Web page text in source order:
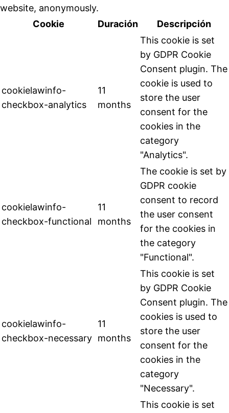
website, anonymously.
Cookie
Duración Descripción
cookielawinfo-
checkbox-analytics
11
months
This cookie is set
by GDPR Cookie
Consent plugin. The
cookie is used to
store the user
consent for the
cookies in the
category
"Analytics".
cookielawinfo-
checkbox-functional
11
months
The cookie is set by
GDPR cookie
consent to record
the user consent
for the cookies in
the category
"Functional".
cookielawinfo-
checkbox-necessary
11
months
This cookie is set
by GDPR Cookie
Consent plugin. The
cookies is used to
store the user
consent for the
cookies in the
category
"Necessary".
This cookie is set